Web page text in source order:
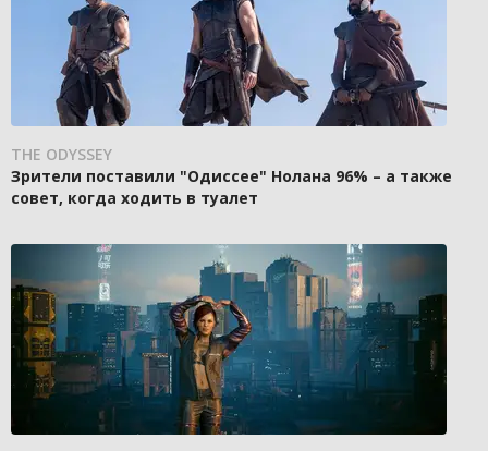
THE ODYSSEY
Зрители поставили "Одиссее" Нолана 96% – а также
совет, когда ходить в туалет